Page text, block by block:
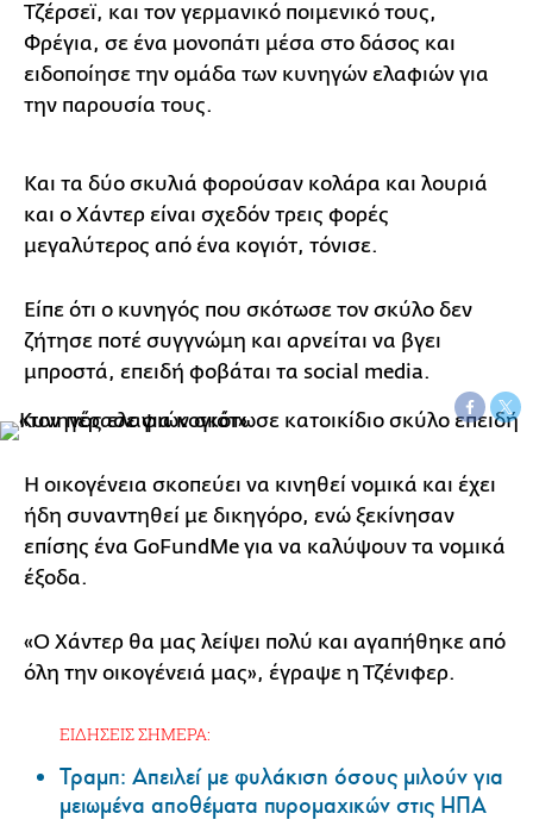
Τζέρσεϊ, και τον γερμανικό ποιμενικό τους,
Φρέγια, σε ένα μονοπάτι μέσα στο δάσος και
ειδοποίησε την ομάδα των κυνηγών ελαφιών για
την παρουσία τους.
Και τα δύο σκυλιά φορούσαν κολάρα και λουριά
και ο Χάντερ είναι σχεδόν τρεις φορές
μεγαλύτερος από ένα κογιότ, τόνισε.
Είπε ότι ο κυνηγός που σκότωσε τον σκύλο δεν
ζήτησε ποτέ συγγνώμη και αρνείται να βγει
μπροστά, επειδή φοβάται τα social media.
Η οικογένεια σκοπεύει να κινηθεί νομικά και έχει
ήδη συναντηθεί με δικηγόρο, ενώ ξεκίνησαν
επίσης ένα GoFundMe για να καλύψουν τα νομικά
έξοδα.
«Ο Χάντερ θα μας λείψει πολύ και αγαπήθηκε από
όλη την οικογένειά μας», έγραψε η Τζένιφερ.
ΕΙΔΗΣΕΙΣ ΣΗΜΕΡΑ:
Τραμπ: Απειλεί με φυλάκιση όσους μιλούν για
μειωμένα αποθέματα πυρομαχικών στις ΗΠΑ